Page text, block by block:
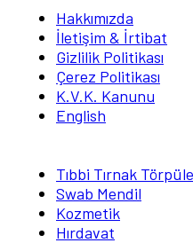
Hakkımızda
İletişim & İrtibat
Gizlilik Politikası
Çerez Politikası
K.V.K. Kanunu
English
Tıbbi Tırnak
Swab Mendil
Kozmetik
Hırdavat